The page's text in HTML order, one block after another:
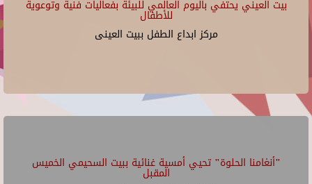
بيت العيني يحتفي باليوم العالمي للبيئة بفعاليات فنية وتوعوية
للأطفال
مركز ابداع الطفل ببيت العينى
"أنغامنا الحلوة" تحيي أمسية غنائية ببيت السحيمي الخميس
المقبل